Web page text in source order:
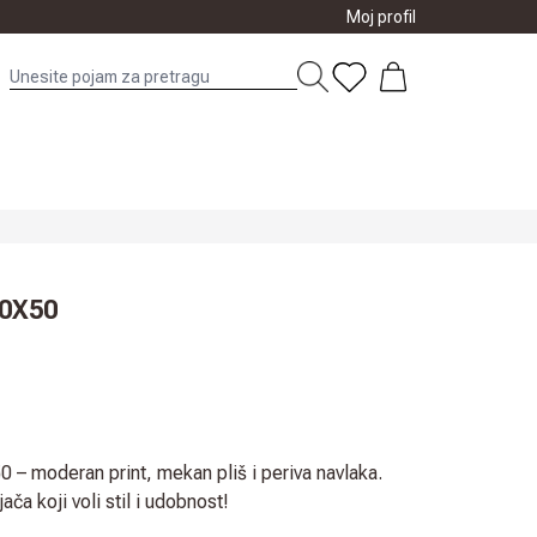
Moj profil
– moderan print, mekan pliš i periva navlaka.
koji voli stil i udobnost!